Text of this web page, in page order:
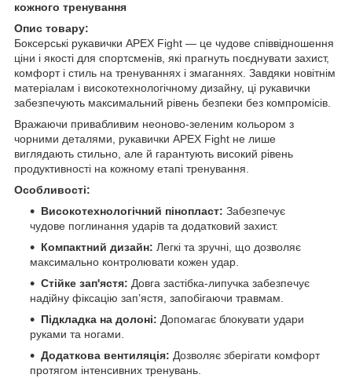
кожного тренування
Опис товару:
Боксерські рукавички APEX Fight — це чудове співвідношення
ціни і якості для спортсменів, які прагнуть поєднувати захист,
комфорт і стиль на тренуваннях і змаганнях. Завдяки новітнім
матеріалам і високотехнологічному дизайну, ці рукавички
забезпечують максимальний рівень безпеки без компромісів.
Вражаючи привабливим неоново-зеленим кольором з
чорними деталями, рукавички APEX Fight не лише
виглядають стильно, але й гарантують високий рівень
продуктивності на кожному етапі тренування.
Особливості:
Високотехнологічний пінопласт: Забезпечує
чудове поглинання ударів та додатковий захист.
Компактний дизайн: Легкі та зручні, що дозволяє
максимально контролювати кожен удар.
Стійке зап'ястя: Довга застібка-липучка забезпечує
надійну фіксацію зап’ястя, запобігаючи травмам.
Підкладка на долоні: Допомагає блокувати удари
руками та ногами.
Додаткова вентиляція: Дозволяє зберігати комфорт
протягом інтенсивних тренувань.